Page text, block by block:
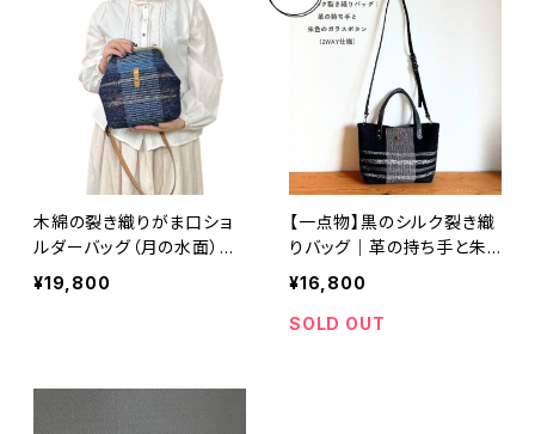
ブックカバー
カードケース
アクセサリー
木綿の裂き織りがま口ショ
ルダーバッグ（月の水面）｜
和装にも合う一点もの｜草
木の色と水の彩
¥19,800
【一点物】黒のシルク裂き織
りバッグ｜革の持ち手と朱
色のガラスボタン（2WAY仕
¥16,800
SOLD OUT